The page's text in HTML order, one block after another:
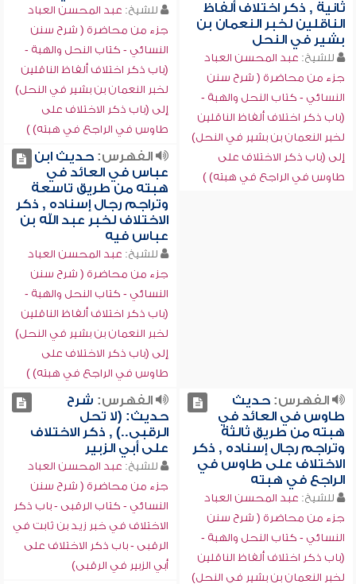
ثانية , ذكر اختلاف ألفاظ
الناقلين لخبر النعمان بن
بشير في النحل
للشيخ: عبد المحسن العباد
جزء من محاضرة ( شرح سنن
النسائي - كتاب النحل والهبة -
(باب ذكر اختلاف ألفاظ الناقلين
لخبر النعمان بن بشير في النحل)
إلى (باب ذكر الاختلاف على
طاوس في الراجع في هبته) )
للشيخ: عبد المحسن العباد
جزء من محاضرة ( شرح سنن
النسائي - كتاب النحل والهبة -
(باب ذكر اختلاف ألفاظ الناقلين
لخبر النعمان بن بشير في النحل)
إلى (باب ذكر الاختلاف على
طاوس في الراجع في هبته) )
الفهرس:حديث ابن
عباس في العائد في
هبته من طريق تاسعة
وتراجم رجال إسناده , ذكر
الاختلاف لخبر عبد الله بن
عباس فيه
للشيخ: عبد المحسن العباد
جزء من محاضرة ( شرح سنن
النسائي - كتاب النحل والهبة -
(باب ذكر اختلاف ألفاظ الناقلين
لخبر النعمان بن بشير في النحل)
إلى (باب ذكر الاختلاف على
طاوس في الراجع في هبته) )
الفهرس:حديث
طاوس في العائد في
هبته من طريق ثالثة
وتراجم رجال إسناده , ذكر
الاختلاف على طاوس في
الراجع في هبته
للشيخ: عبد المحسن العباد
جزء من محاضرة ( شرح سنن
النسائي - كتاب النحل والهبة -
(باب ذكر اختلاف ألفاظ الناقلين
لخبر النعمان بن بشير في النحل)
الفهرس: شرح
حديث: (لا تحل
الرقبى..) , ذكر الاختلاف
على أبي الزبير
للشيخ: عبد المحسن العباد
جزء من محاضرة ( شرح سنن
النسائي - كتاب الرقبى - باب ذكر
الاختلاف في خبر زيد بن ثابت في
الرقبى - باب ذكر الاختلاف على
أبي الزبير في الرقبى)